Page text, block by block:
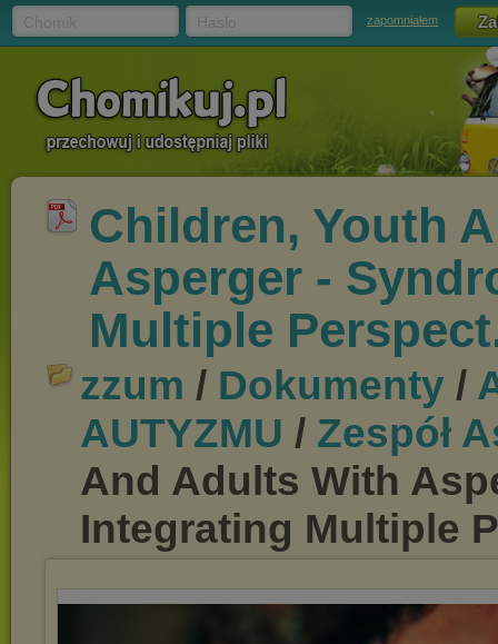
zapomniałem
Children, Youth
Asperger -
Multiple
zzum / Dokumenty /
AUTYZMU / Zespół
And Adults With
Integrating Multiple